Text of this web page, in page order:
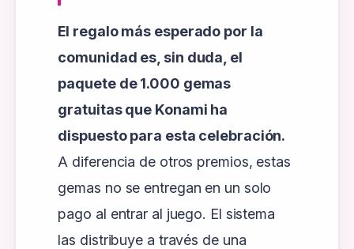
El regalo más esperado por la
comunidad es, sin duda, el
paquete de 1.000 gemas
gratuitas que Konami ha
dispuesto para esta celebración.
A diferencia de otros premios, estas
gemas no se entregan en un solo
pago al entrar al juego. El sistema
las distribuye a través de una